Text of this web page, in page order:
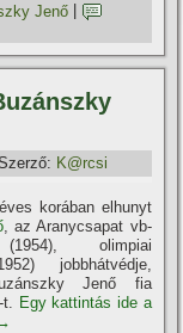
Jenő
K@rcsi
korában elhunyt
, az Aranycsapat vb-
olimpiai
jobbhátvédje,
Jenő fia
t. Egy kattintás ide a